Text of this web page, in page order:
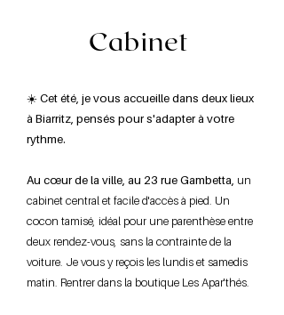
Cabinet
☀️ Cet été, je vous accueille dans deux lieux
à Biarritz, pensés pour s'adapter à votre
rythme.
Au cœur de la ville, au 23 rue Gambetta, un
cabinet central et facile d'accès à pied. Un
cocon tamisé, idéal pour une parenthèse entre
deux rendez-vous, sans la contrainte de la
voiture. Je vous y reçois les lundis et samedis
matin. Rentrer dans la boutique Les Apar'thés.